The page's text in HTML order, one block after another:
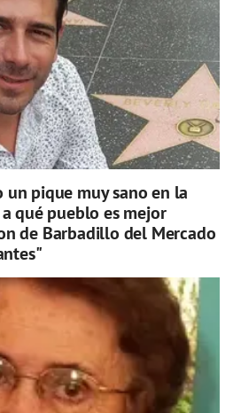
un pique muy sano en la
qué pueblo es mejor
de Barbadillo del Mercado